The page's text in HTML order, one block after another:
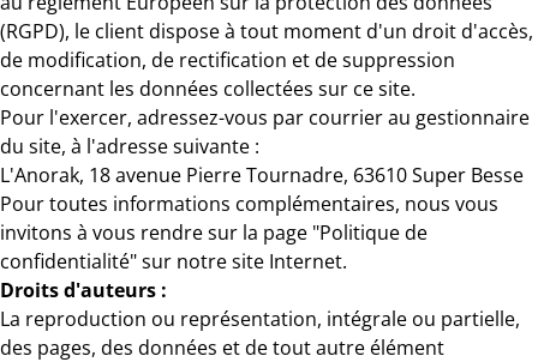
(RGPD), le client dispose à tout moment d'un droit d'accès,
de modification, de rectification et de suppression
concernant les données collectées sur ce site.
Pour l'exercer, adressez-vous par courrier au gestionnaire
du site, à l'adresse suivante :
L'Anorak, 18 avenue Pierre Tournadre, 63610 Super Besse
Pour toutes informations complémentaires, nous vous
invitons à vous rendre sur la page "Politique de
confidentialité" sur notre site Internet.
Droits d'auteurs :
La reproduction ou représentation, intégrale ou partielle,
des pages, des données et de tout autre élément